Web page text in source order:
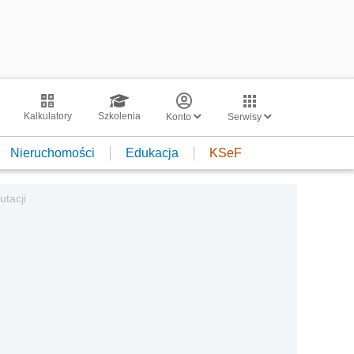
Kalkulatory Szkolenia Konto Serwisy
Nieruchomości Edukacja KSeF